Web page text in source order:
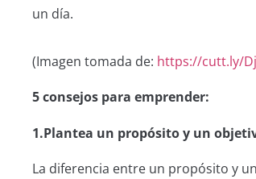
un día.
(Imagen tomada de: https://cutt.ly/
5 consejos para emprender:
1.Plantea un propósito y un
La diferencia entre un propósito y